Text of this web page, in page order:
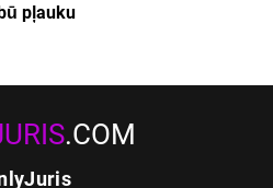
pļauku
.COM